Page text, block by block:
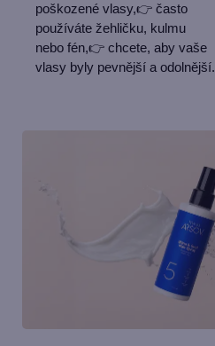
poškozené vlasy,👉 často
používáte žehličku, kulmu
nebo fén,👉 chcete, aby vaše
vlasy byly pevnější a odolnější.